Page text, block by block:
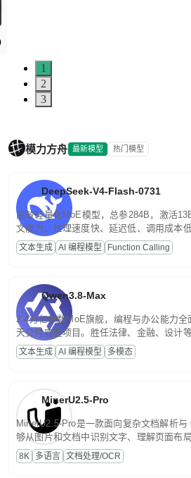
1
2
3
模力方舟 最新模型 热门模型
DeepSeek-V4-Flash-0731
高效轻量化MoE模型，总参284B，激活
文能力。推理速度快、延迟低、调用成本
高并发、轻量化任务，适合日常对话、内
文案处理等普惠刚需场景。
文本生成 AI 编程模型 Function Calling
Qwen3.8-Max
2.4万亿参数MoE旗舰，编程与办公能力
天交付完整项目。胜任法律、金融、设计
话端到端交付生产级成果。原生视觉理解
程，支持超长文档与长视频的深度语义解
文本生成 AI 编程模型 多模态
MinerU2.5-Pro
MinerU2.5-Pro是一款面向复杂文档解析
够从图片和文档中识别文字、理解页面布
为便于存储、检索和二次处理的结构化结果
8K 多语言 文档处理/OCR